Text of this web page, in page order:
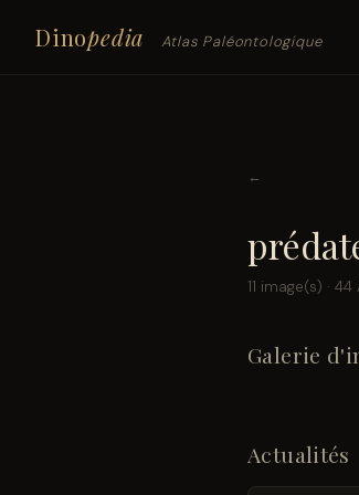
Dinopedia Atlas Paléontologique
←
11 image(s) ·
Galerie
Actualités